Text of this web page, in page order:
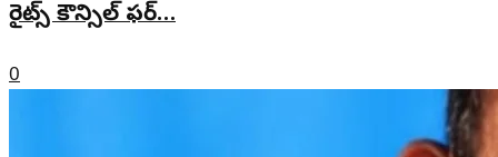
రైట్స్ కౌన్సిల్ ఫర్…
0